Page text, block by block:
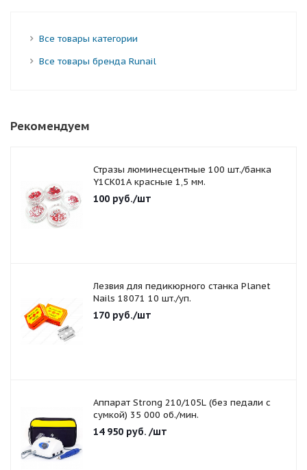
Все товары категории
Все товары бренда Runail
Рекомендуем
Стразы люминесцентные 100 шт./банка
Y1CK01A красные 1,5 мм.
100 руб./шт
Лезвия для педикюрного станка Planet
Nails 18071 10 шт./уп.
170 руб./шт
Аппарат Strong 210/105L (без педали с
сумкой) 35 000 об./мин.
14 950 руб. /шт